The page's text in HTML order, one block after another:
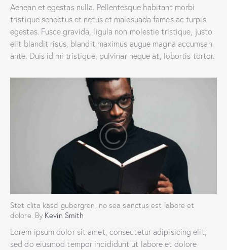
Aenean et egestas nulla. Pellentesque habitant morbi
tristique senectus et netus et malesuada fames ac turpis
egestas. Fusce gravida, ligula non molestie tristique, justo
elit blandit risus, blandit maximus augue magna accumsan
ante. Duis id mi tristique, pulvinar neque at, lobortis tortor.
Stet clita kasd gubergren, no sea sanctus est labore et
dolore. By Kevin Smith
Lorem ipsum dolor sit amet, consectetur adipisicing elit,
sed do eiusmod tempor incididunt ut labore et dolore